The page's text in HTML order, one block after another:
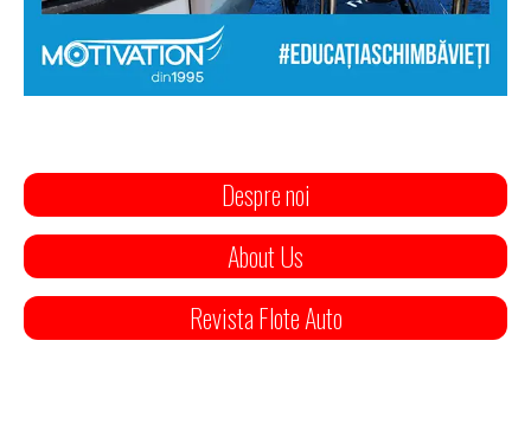
Despre noi
About Us
Revista Flote Auto